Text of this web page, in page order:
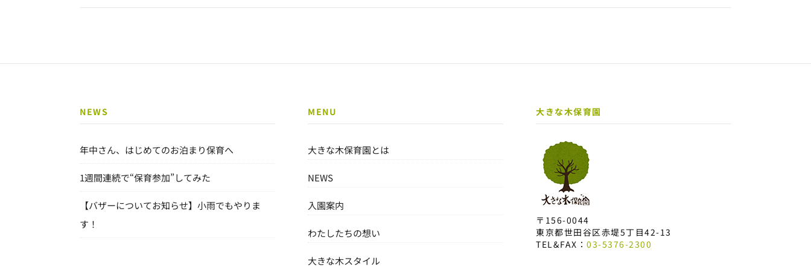
NEWS
年中さん、はじめてのお泊まり保育へ
1週間連続で“保育参加”してみた
【バザーについてお知らせ】小雨でもやりま
す！
MENU
大きな木保育園とは
NEWS
入園案内
わたしたちの想い
大きな木スタイル
大きな木保育園
〒156-0044
東京都世田谷区赤堤5丁目42-13
TEL&FAX： 03-5376-2300